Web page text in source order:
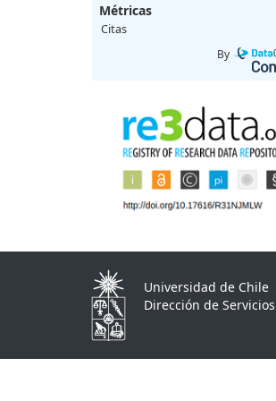
Métricas
Citas
By
Universidad de Chile
Dirección de